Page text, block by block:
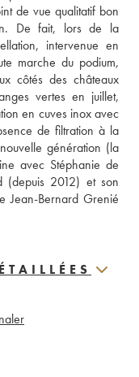
de vue qualitatif bon
De fait, lors de la
intervenue en
marche du podium,
côtés des châteaux
vertes en juillet,
en cuves inox avec
de filtration à la
génération (la
avec Stéphanie de
(depuis 2012) et son
Jean-Bernard Grenié